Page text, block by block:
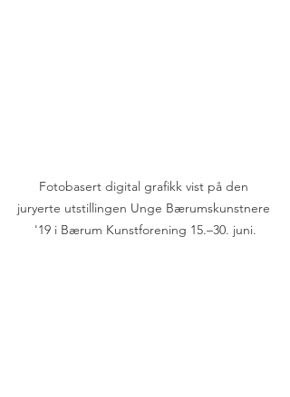
Fotobasert digital grafikk vist på den
juryerte utstillingen Unge Bærumskunstnere
'19 i Bærum Kunstforening 15.–30. juni.